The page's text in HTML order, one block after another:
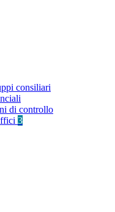
consiliari
di controllo
3